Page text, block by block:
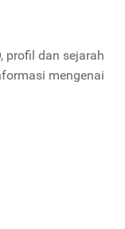
profil dan sejarah
mengenai